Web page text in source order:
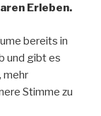
Erleben.
bereits in
und gibt es
mehr
Stimme zu